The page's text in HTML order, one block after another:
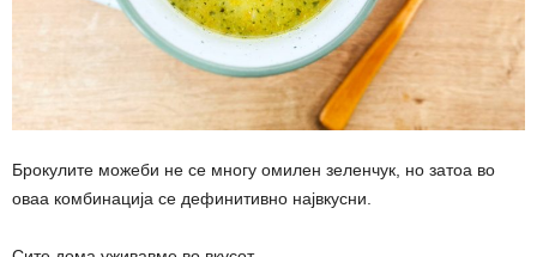
Брокулите можеби не се многу омилен зеленчук, но затоа во
оваа комбинација се дефинитивно највкусни.